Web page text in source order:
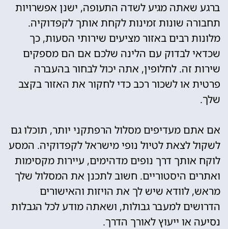
ברגע שאתה מגיע לשדה התעופה, ישנן אפשרויות
תחבורה שונות זמינות לקחת אותך לקפדוקיה.
מלונות רבים באזור מציעים שירותי הסעות, כך
שכדאי לבדוק עם הלינה שלכם אם הם מספקים
שירות זה. לחלופין, אתה יכול לבחור בהעברה
פרטית או לשכור רכב כדי לחקור את האזור בקצב
שלך.
אם אתם מעדיפים מסלול הרפתקני יותר, תוכלו גם
לשקול לצאת לטיול נופי מישראל לקפדוקיה. המסע
לוקח אותך דרך נופים מדהימים, עיירות מקסימות
ואתרים היסטוריים. חשוב לתכנן את המסלול שלך
מראש, לוודא שיש לך את הויזות והאישורים
הדרושים למעבר גבולות, ושאתה מודע לכל הגבלות
נסיעה או ייעוץ לאורך הדרך.